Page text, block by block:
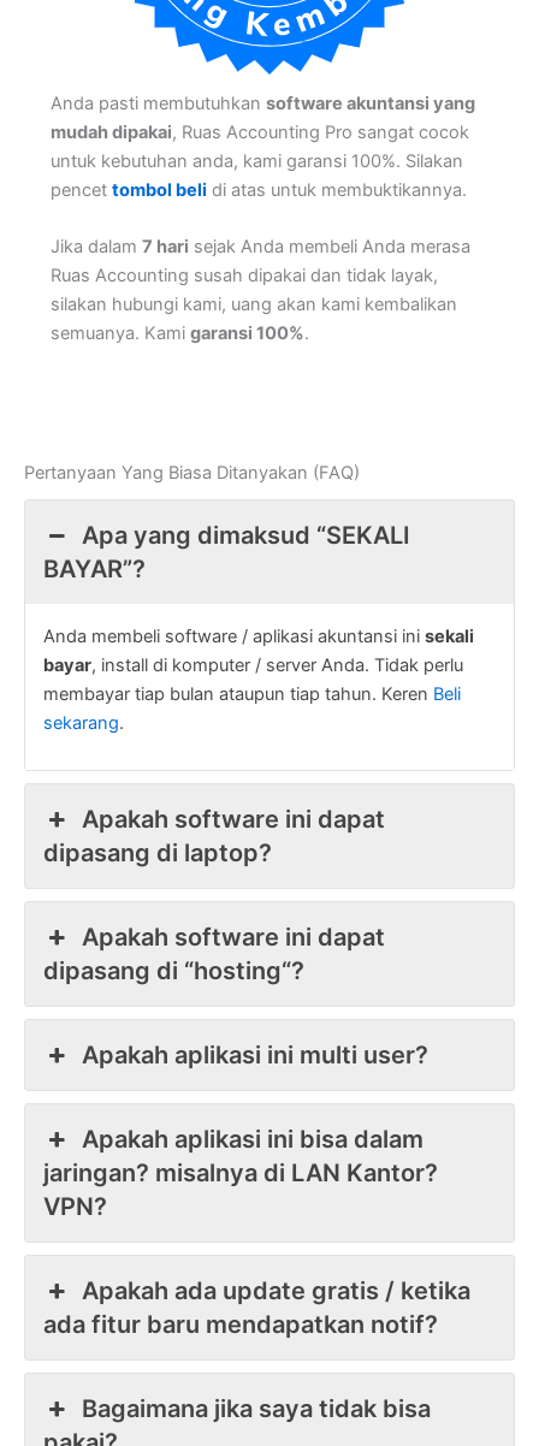
Anda pasti membutuhkan software akuntansi yang
mudah dipakai, Ruas Accounting Pro sangat cocok
untuk kebutuhan anda, kami garansi 100%. Silakan
pencet tombol beli di atas untuk membuktikannya.
Jika dalam 7 hari sejak Anda membeli Anda merasa
Ruas Accounting susah dipakai dan tidak layak,
silakan hubungi kami, uang akan kami kembalikan
semuanya. Kami garansi 100%.
Pertanyaan Yang Biasa Ditanyakan (FAQ)
Apa yang dimaksud “SEKALI
BAYAR”?
Anda membeli software / aplikasi akuntansi ini sekali
bayar, install di komputer / server Anda. Tidak perlu
membayar tiap bulan ataupun tiap tahun. Keren Beli
sekarang.
Apakah software ini dapat
dipasang di laptop?
Apakah software ini dapat
dipasang di “hosting“?
Apakah aplikasi ini multi user?
Apakah aplikasi ini bisa dalam
jaringan? misalnya di LAN Kantor?
VPN?
Apakah ada update gratis / ketika
ada fitur baru mendapatkan notif?
Bagaimana jika saya tidak bisa